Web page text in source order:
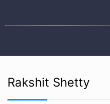
Rakshit Shetty